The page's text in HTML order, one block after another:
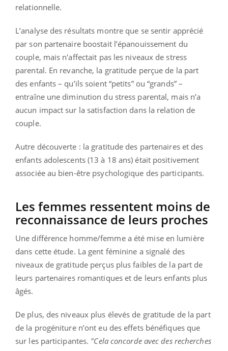
relationnelle.
L’analyse des résultats montre que se sentir apprécié
par son partenaire boostait l’épanouissement du
couple, mais n'affectait pas les niveaux de stress
parental. En revanche, la gratitude perçue de la part
des enfants – qu’ils soient “petits” ou “grands” –
entraîne une diminution du stress parental, mais n’a
aucun impact sur la satisfaction dans la relation de
couple.
Autre découverte : la gratitude des partenaires et des
enfants adolescents (13 à 18 ans) était positivement
associée au bien-être psychologique des participants.
Les femmes ressentent moins de
reconnaissance de leurs proches
Une différence homme/femme a été mise en lumière
dans cette étude. La gent féminine a signalé des
niveaux de gratitude perçus plus faibles de la part de
leurs partenaires romantiques et de leurs enfants plus
âgés.
De plus, des niveaux plus élevés de gratitude de la part
de la progéniture n’ont eu des effets bénéfiques que
sur les participantes. "Cela concorde avec des recherches